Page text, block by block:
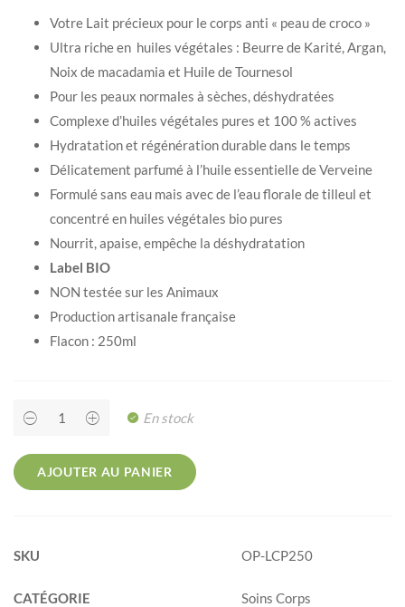
Votre Lait précieux pour le corps anti « peau de croco »
Ultra riche en huiles végétales : Beurre de Karité, Argan,
Noix de macadamia et Huile de Tournesol
Pour les peaux normales à sèches, déshydratées
Complexe d’huiles végétales pures et 100 % actives
Hydratation et régénération durable dans le temps
Délicatement parfumé à l’huile essentielle de Verveine
Formulé sans eau mais avec de l’eau florale de tilleul et
concentré en huiles végétales bio pures
Nourrit, apaise, empêche la déshydratation
Label BIO
NON testée sur les Animaux
Production artisanale française
Flacon : 250ml
Lait
Précieux
aux
En stock
AJOUTER AU PANIER
SKU OP-LCP250
CATÉGORIE Soins Corps